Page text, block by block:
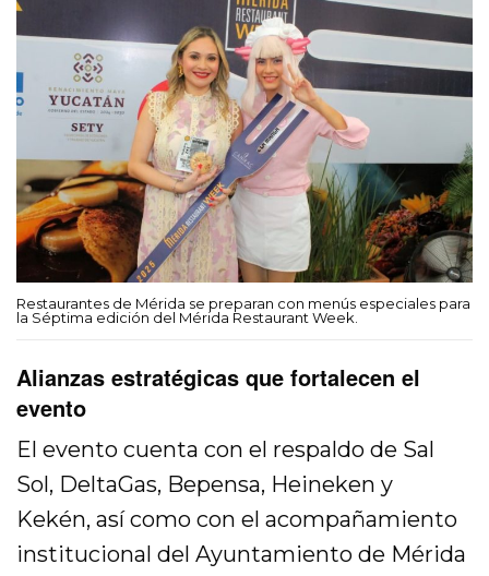
Restaurantes de Mérida se preparan con menús especiales para
la Séptima edición del Mérida Restaurant Week.
Alianzas estratégicas que fortalecen el
evento
El evento cuenta con el respaldo de Sal
Sol, DeltaGas, Bepensa, Heineken y
Kekén, así como con el acompañamiento
institucional del Ayuntamiento de Mérida